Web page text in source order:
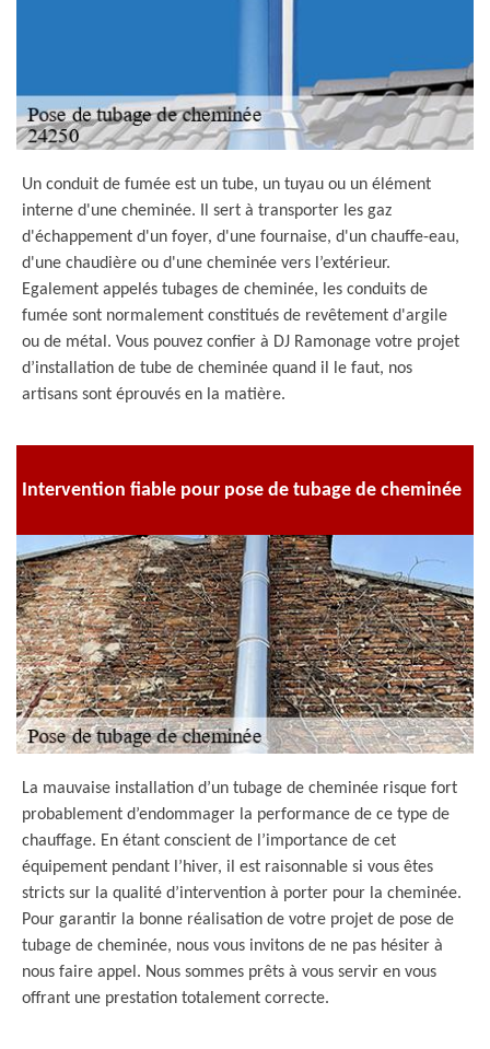
Un conduit de fumée est un tube, un tuyau ou un élément
interne d'une cheminée. Il sert à transporter les gaz
d'échappement d'un foyer, d'une fournaise, d'un chauffe-eau,
d'une chaudière ou d'une cheminée vers l’extérieur.
Egalement appelés tubages de cheminée, les conduits de
fumée sont normalement constitués de revêtement d'argile
ou de métal. Vous pouvez confier à DJ Ramonage votre projet
d’installation de tube de cheminée quand il le faut, nos
artisans sont éprouvés en la matière.
Intervention fiable pour pose de tubage de cheminée
La mauvaise installation d’un tubage de cheminée risque fort
probablement d’endommager la performance de ce type de
chauffage. En étant conscient de l’importance de cet
équipement pendant l’hiver, il est raisonnable si vous êtes
stricts sur la qualité d’intervention à porter pour la cheminée.
Pour garantir la bonne réalisation de votre projet de pose de
tubage de cheminée, nous vous invitons de ne pas hésiter à
nous faire appel. Nous sommes prêts à vous servir en vous
offrant une prestation totalement correcte.